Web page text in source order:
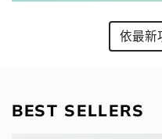
BEST SELLERS